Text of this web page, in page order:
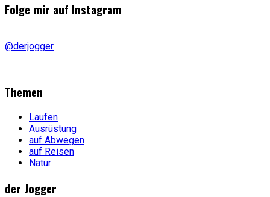
Folge mir auf Instagram
@derjogger
Themen
Laufen
Ausrüstung
auf Abwegen
auf Reisen
Natur
der Jogger